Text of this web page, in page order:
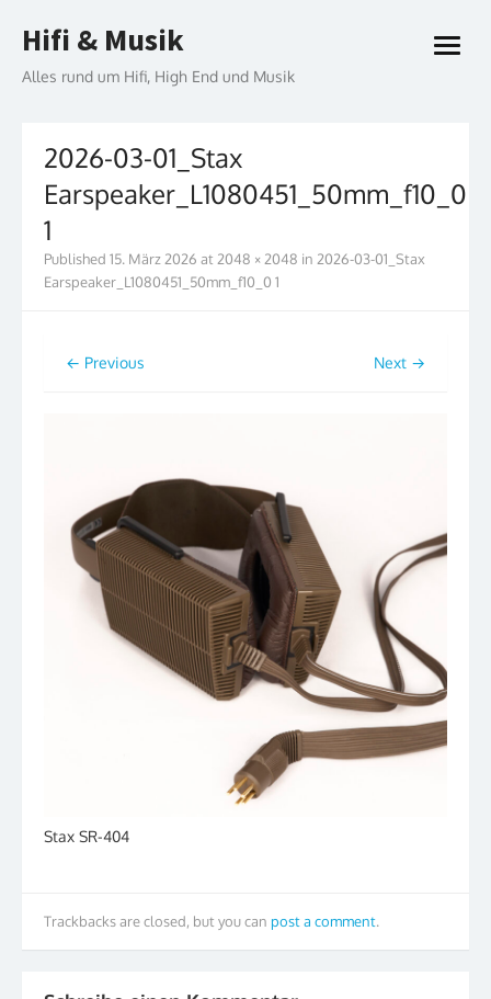
to
Hifi & Musik
Alles rund um Hifi, High End und Musik
open
2026-03-01_Stax
Earspeaker_L1080451_50mm_f10_0
1
Published 15. März 2026 at 2048 × 2048 in 2026-03-01_Stax
Earspeaker_L1080451_50mm_f10_0 1
← Previous Next →
Stax SR-404
Trackbacks are closed, but you can post a comment.